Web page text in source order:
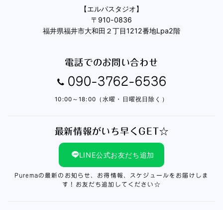
【エルパスタジオ】
〒910-0836
福井県福井市大和田２丁目1212番地Lpa2階
電話でのお問い合わせ
090-3762-6536
10:00～18:00（水曜・日曜祝日除く）
最新情報がいち早くGET☆
LINE公式お友だち追加
Puremaの最新のお知らせ、お得情報、スケジュールをお届けしま
す！お友だち追加してください☆